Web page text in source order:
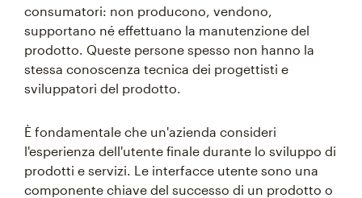
consumatori: non producono, vendono,
supportano né effettuano la manutenzione del
prodotto. Queste persone spesso non hanno la
stessa conoscenza tecnica dei progettisti e
sviluppatori del prodotto.
È fondamentale che un'azienda consideri
l'esperienza dell'utente finale durante lo sviluppo di
prodotti e servizi. Le interfacce utente sono una
componente chiave del successo di un prodotto o